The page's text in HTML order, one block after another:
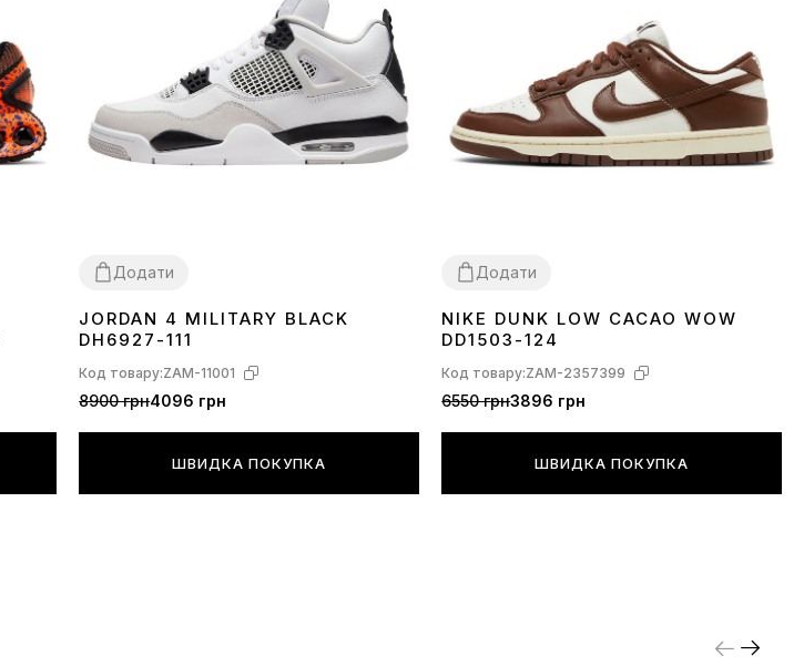
Додати
363738394041424344
JORDAN 4 MILITARY BLACK
DH6927-111
Код товару:ZAM-11001
8900 грн4096 грн
ШВИДКА ПОКУПКА
Додати
3637 383940 414243 4445
NIKE DUNK LOW CACAO WOW
DD1503-124
Код товару:ZAM-2357399
6550 грн3896 грн
ШВИДКА ПОКУПКА